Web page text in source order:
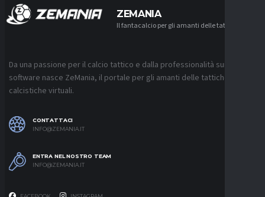
ZEMANIA
Il fantacalcio per gli amanti delle tattiche
Da una passione per il calcio tattico e dalla professionalità sui
software nasce ZeMania, il portale per gli amanti delle tattiche
calcistiche virtuali.
CONTATTACI
INFO@ZEMANIA.IT
ENTRA NEL NOSTRO TEAM
INFO@ZEMANIA.IT